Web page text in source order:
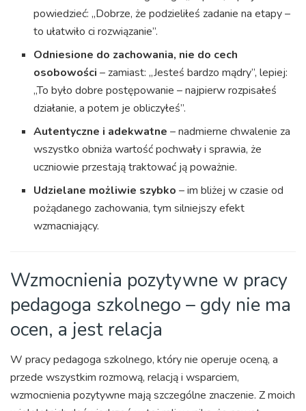
powiedzieć: „Dobrze, że podzieliłeś zadanie na etapy –
to ułatwiło ci rozwiązanie”.
Odniesione do zachowania, nie do cech
osobowości – zamiast: „Jesteś bardzo mądry”, lepiej:
„To było dobre postępowanie – najpierw rozpisałeś
działanie, a potem je obliczyłeś”.
Autentyczne i adekwatne – nadmierne chwalenie za
wszystko obniża wartość pochwały i sprawia, że
uczniowie przestają traktować ją poważnie.
Udzielane możliwie szybko – im bliżej w czasie od
pożądanego zachowania, tym silniejszy efekt
wzmacniający.
Wzmocnienia pozytywne w pracy
pedagoga szkolnego – gdy nie ma
ocen, a jest relacja
W pracy pedagoga szkolnego, który nie operuje oceną, a
przede wszystkim rozmową, relacją i wsparciem,
wzmocnienia pozytywne mają szczególne znaczenie. Z moich